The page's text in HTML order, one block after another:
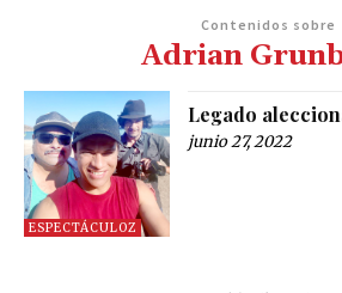
Contenidos sobre
Adrian
ESPECTÁCULOZ
Legado
junio 27, 2022